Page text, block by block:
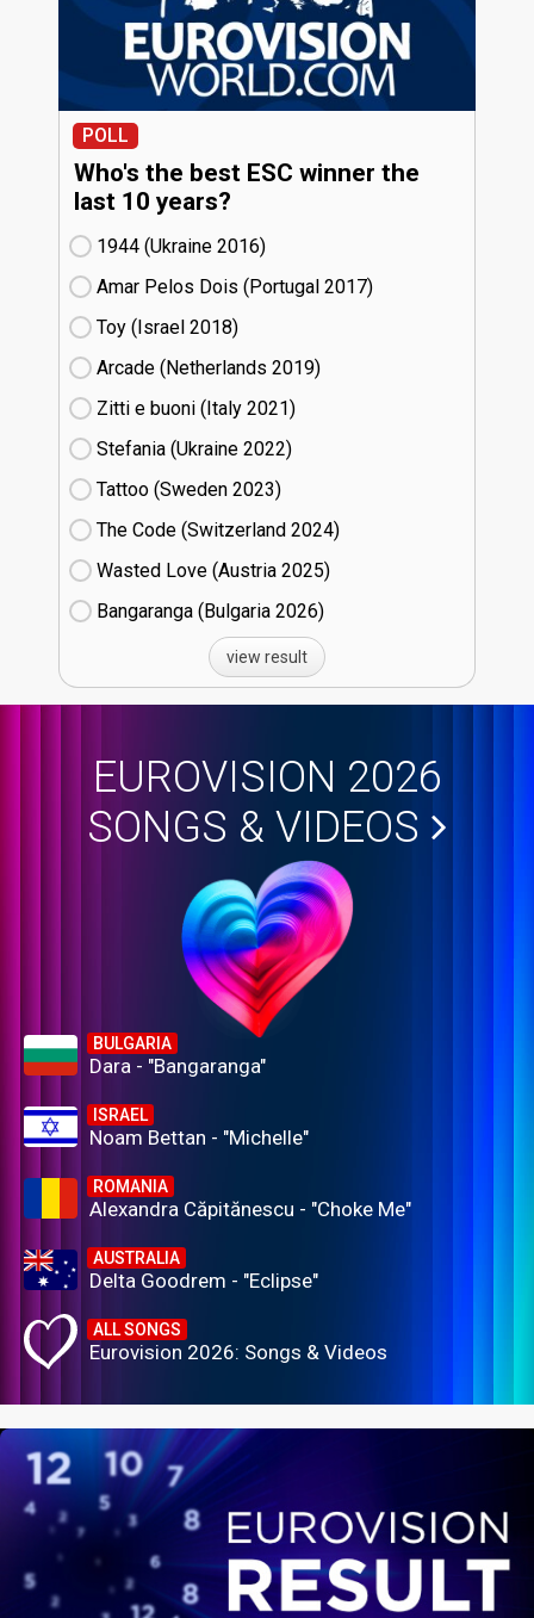
POLL
Who's the best ESC winner the
last 10 years?
1944 (Ukraine
16)
Amar Pelos Dois (Portugal
17)
Toy (Israel
18)
Arcade (Netherlands
19)
Zitti e buoni​ (Italy
21)
Stefania (Ukraine
22)
Tattoo (Sweden
23)
The Code (Switzerland
24)
Wasted Love (Austria
25)
Bangaranga (Bulgaria
26)
view result
EUROVISION 2026
SONGS & VIDEOS
BULGARIA
Dara - "Bangaranga"
ISRAEL
Noam Bettan - "Michelle"
ROMANIA
Alexandra Căpitănescu - "Choke Me"
AUSTRALIA
Delta Goodrem - "Eclipse"
ALL SONGS
Eurovision 2026: Songs & Videos